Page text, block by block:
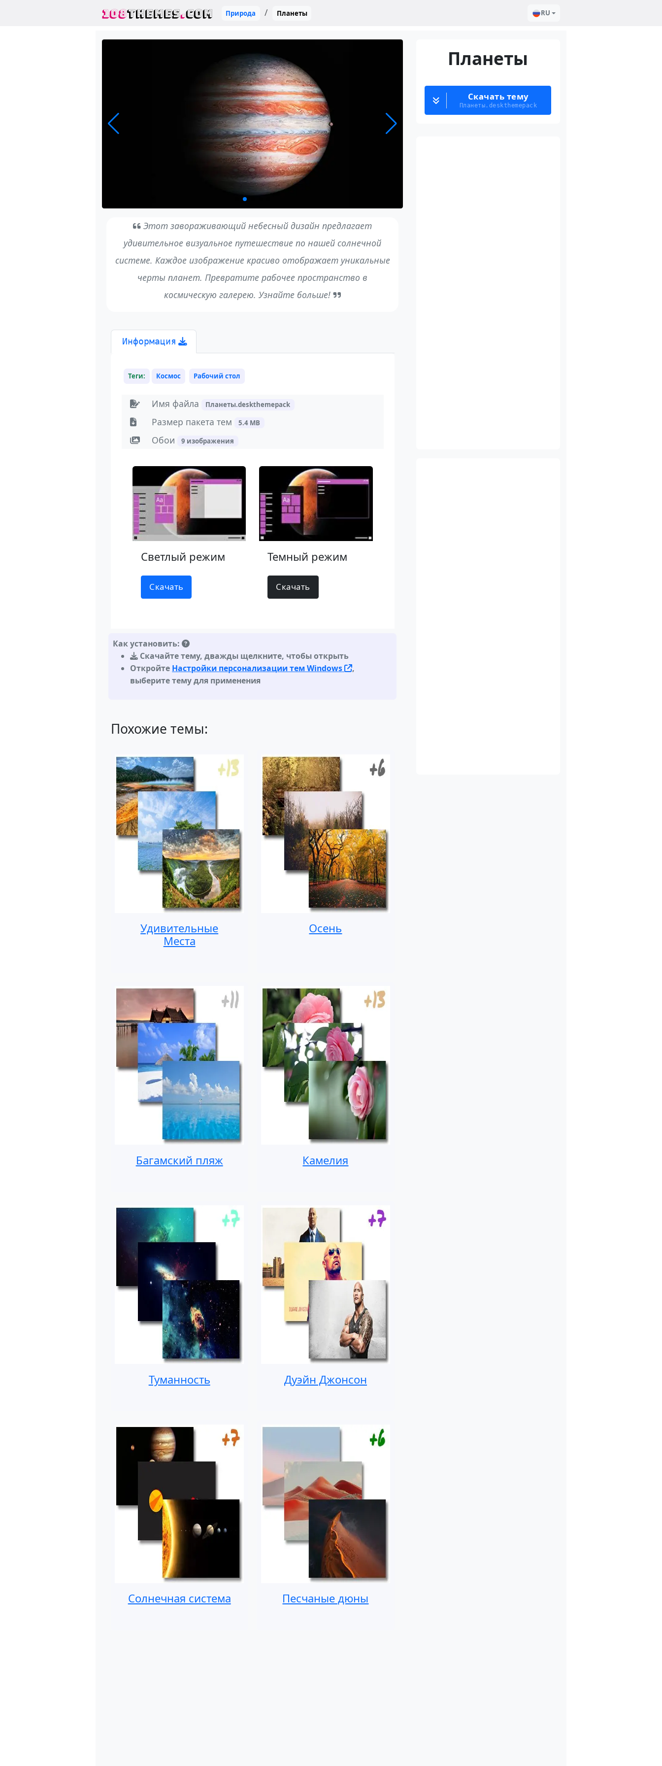
108THEMES.COM Природа Планеты RU
Этот завораживающий небесный дизайн предлагает
удивительное визуальное путешествие по нашей солнечной
системе. Каждое изображение красиво отображает уникальные
черты планет. Превратите рабочее пространство в
космическую галерею. Узнайте больше!
Информация
Теги: Космос Рабочий стол
Имя файла Планеты.deskthemepack
Размер пакета тем 5.4 MB
Обои 9 изображения
Светлый режим
Скачать
Темный режим
Скачать
Как установить:
Скачайте тему,дважды щелкните, чтобы открыть
Откройте Настройки персонализации тем Windows
,
выберите тему для применения
Похожие темы:
Удивительные
Места
Осень
Багамский пляж Камелия
Туманность Дуэйн Джонсон
Солнечная система Песчаные дюны
Планеты
Скачать тему
Планеты.deskthemepack